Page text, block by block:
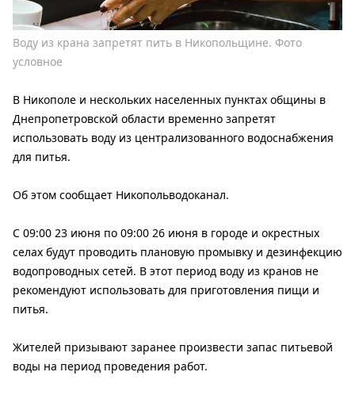
Воду из крана запретят пить в Никопольщине. Фото
условное
В Никополе и нескольких населенных пунктах общины в
Днепропетровской области временно запретят
использовать воду из централизованного водоснабжения
для питья.
Об этом сообщает Никопольводоканал.
С 09:00 23 июня по 09:00 26 июня в городе и окрестных
селах будут проводить плановую промывку и дезинфекцию
водопроводных сетей. В этот период воду из кранов не
рекомендуют использовать для приготовления пищи и
питья.
Жителей призывают заранее произвести запас питьевой
воды на период проведения работ.